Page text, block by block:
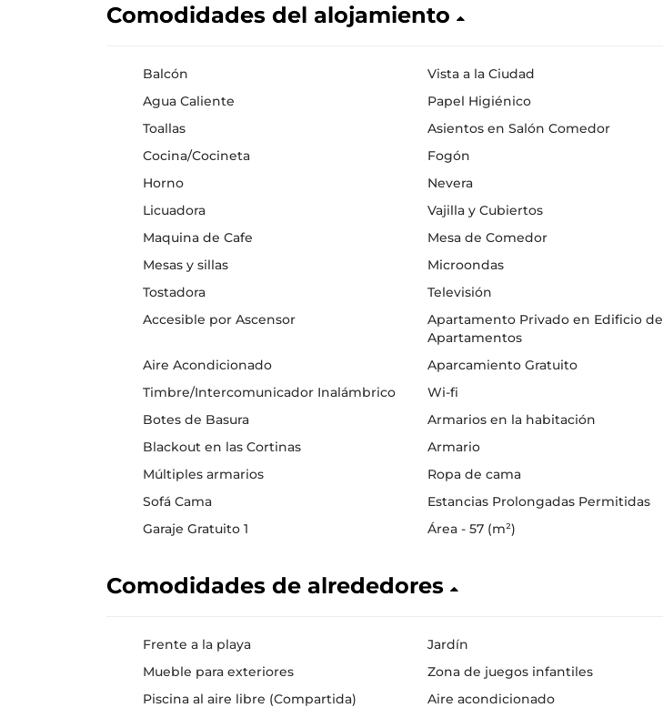
Comodidades del alojamiento
Balcón
Vista a la Ciudad
Agua Caliente
Papel Higiénico
Toallas
Asientos en Salón Comedor
Cocina/Cocineta
Fogón
Horno
Nevera
Licuadora
Vajilla y Cubiertos
Maquina de Cafe
Mesa de Comedor
Mesas y sillas
Microondas
Tostadora
Televisión
Accesible por Ascensor
Apartamento Privado en Edificio de
Apartamentos
Aire Acondicionado
Aparcamiento Gratuito
Timbre/Intercomunicador Inalámbrico
Wi-fi
Botes de Basura
Armarios en la habitación
Blackout en las Cortinas
Armario
Múltiples armarios
Ropa de cama
Sofá Cama
Estancias Prolongadas Permitidas
Garaje Gratuito 1
Área - 57 (m²)
Comodidades de alrededores
Frente a la playa
Jardín
Mueble para exteriores
Zona de juegos infantiles
Piscina al aire libre (Compartida)
Aire acondicionado